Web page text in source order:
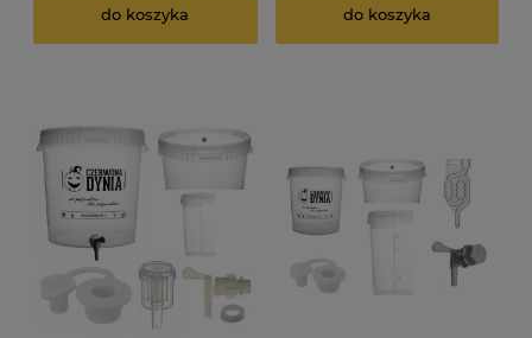
do koszyka do koszyka